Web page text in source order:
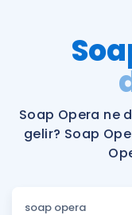
Katılımcı
Faydalı Araçlar
Ücretsiz
Soap Opera ne
gelir? Soap